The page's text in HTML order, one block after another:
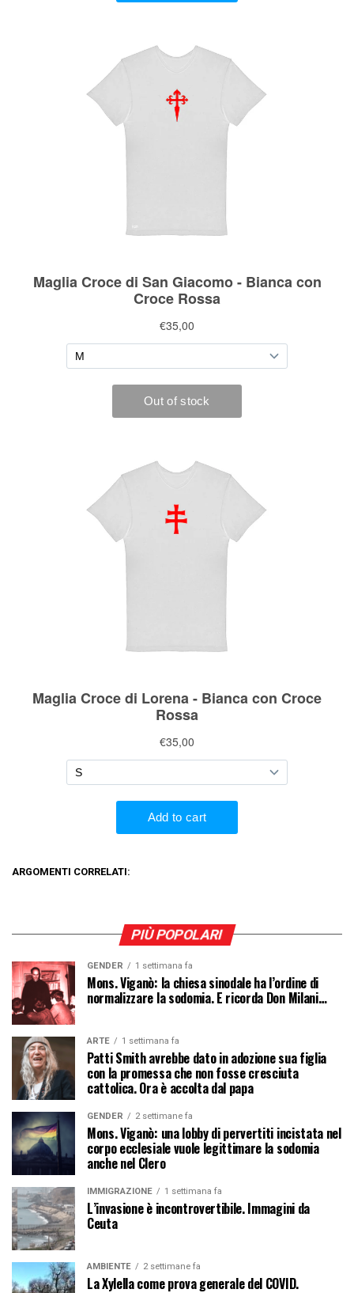
ARGOMENTI CORRELATI:
PIÙ POPOLARI
GENDER 1 settimana fa
Mons. Viganò: la chiesa sinodale ha l’ordine di
normalizzare la sodomia. E ricorda Don Milani…
ARTE 1 settimana fa
Patti Smith avrebbe dato in adozione sua figlia
con la promessa che non fosse cresciuta
cattolica. Ora è accolta dal papa
GENDER 2 settimane fa
Mons. Viganò: una lobby di pervertiti incistata nel
corpo ecclesiale vuole legittimare la sodomia
anche nel Clero
IMMIGRAZIONE 1 settimana fa
L’invasione è incontrovertibile. Immagini da
Ceuta
AMBIENTE 2 settimane fa
La Xylella come prova generale del COVID.